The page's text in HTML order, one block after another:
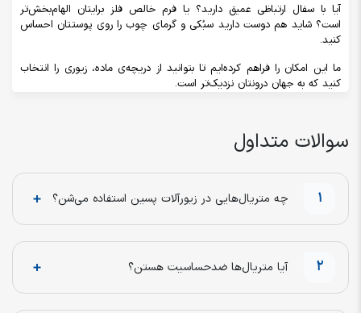
آیا با سفال ارتباظی عمیق دارید؟ یا فرم خالص فلز برایتان الهام‌بخش‌تر
است؟ شاید هم دوست دارید سبُکی و گرمای چوب را روی پوستتان احساس
کنید.
ما این امکان را فراهم کرده‌ایم تا بتوانید از دریچه‌ی ماده، زیوری را انتخاب
کنید که به جهان درونتان نزدیک‌تر است.
سوالات متداول
1 چه متریال‌هایی در زیورآلات پسین استفاده می‌شن؟
2 آیا متریال‌ها ضدحساسیت هستن؟